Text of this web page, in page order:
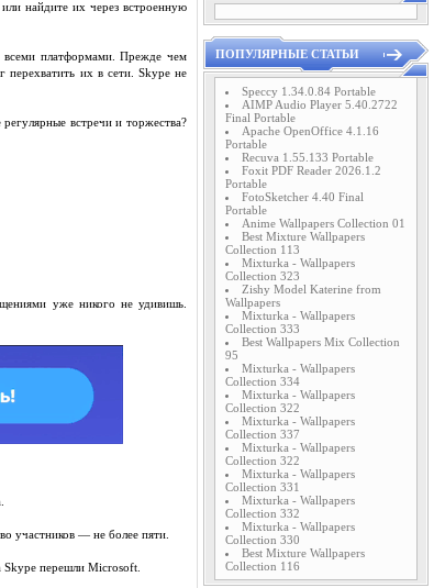
найдите их через встроенную
всеми платформами. Прежде чем
перехватить их в сети. Skype не
встречи и торжества?
уже никого не удивишь.
участников — не более пяти.
Skype перешли Microsoft.
ПОПУЛЯРНЫЕ СТАТЬИ
Speccy 1.34.0.84 Portable
AIMP Audio Player 5.40.2722
Final Portable
Apache OpenOffice 4.1.16
Portable
Recuva 1.55.133 Portable
Foxit PDF Reader 2026.1.2
Portable
FotoSketcher 4.40 Final
Portable
Anime Wallpapers Collection 01
Best Mixture Wallpapers
Collection 113
Mixturka - Wallpapers
Collection 323
Zishy Model Katerine from
Wallpapers
Mixturka - Wallpapers
Collection 333
Best Wallpapers Mix Collection
95
Mixturka - Wallpapers
Collection 334
Mixturka - Wallpapers
Collection 322
Mixturka - Wallpapers
Collection 337
Mixturka - Wallpapers
Collection 322
Mixturka - Wallpapers
Collection 331
Mixturka - Wallpapers
Collection 332
Mixturka - Wallpapers
Collection 330
Best Mixture Wallpapers
Collection 116